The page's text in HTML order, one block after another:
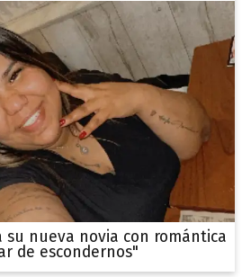
su nueva novia con romántica
de escondernos"